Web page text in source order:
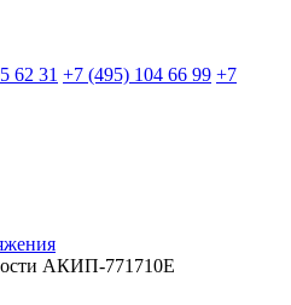
62 31 +7 (495) 104 66 99 +7
АКИП-771710E